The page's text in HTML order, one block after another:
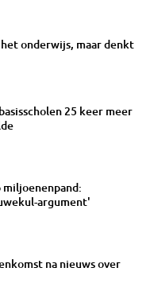
onderwijs, maar denkt
25 keer meer
argument'
na nieuws over